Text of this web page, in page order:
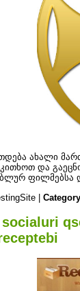
ახალი
და
ფილმებსა
|